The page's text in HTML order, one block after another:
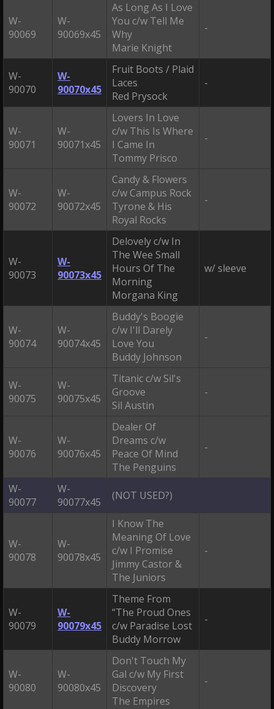
W-
90069
W-
90069x45
As Long As I Love
You c/w Tell Me
Why
Marie Knight
-
W-
90070
W-
90070x45
Fruit Boots / Plaid
Laces
Red Prysock
-
W-
90071
W-
90071x45
Lovers In Love
c/w This Is Where
I Came In
Tommy Prisco
-
W-
90072
W-
90072x45
Candy & Flowers
c/w Campus Rock
Tyrone & His
Royal Rocks
-
W-
90073
W-
90073x45
Delovely c/w In
The Wee Small
Hours Of The
Morning
Morgana King
w/ sleeve
W-
90074
W-
90074x45
Buddy's Boogie
c/w I'll Darely
Love You
Buddy Johnson
-
W-
90075
W-
90075x45
Titanic c/w Sil's
Groove
Sil Austin
-
W-
90076
W-
90076x45
Dealer Of
Dreams c/w
Peace Of Mind
The Penguins
-
W-
90077
W-
90077x45
(NOT USED?)
W-
90078
W-
90078x45
I Know The
Meaning Of Love
c/w I Promise
Jimmy Castor &
The Juniors
-
W-
90079
W-
90079x45
Theme From
“The Proud Ones
c/w Paradise Lost
Buddy Morrow
-
W-
90080
W-
90080x45
Don't Touch My
Gal c/w My First
Discovery
The Empires
-